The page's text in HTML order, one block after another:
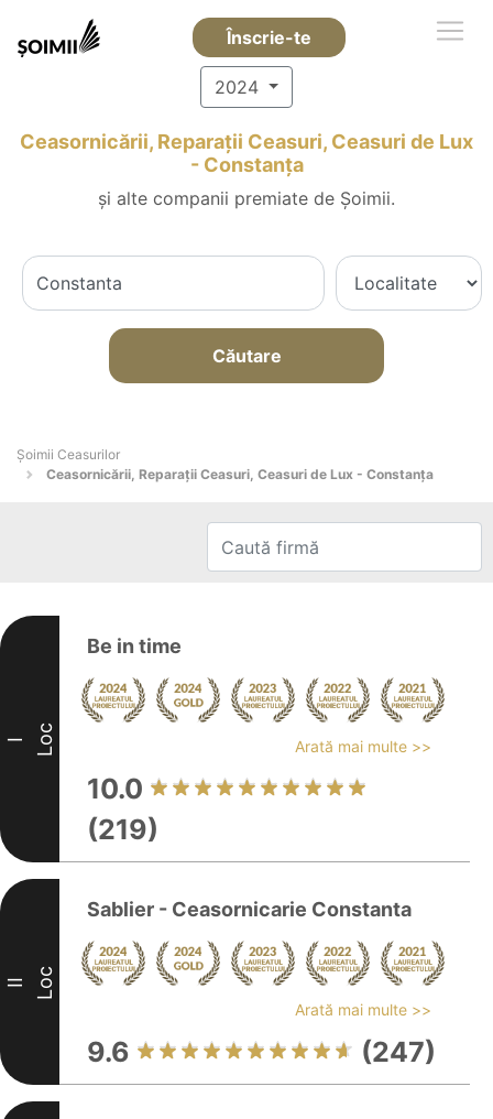
Înscrie-te
2024
Ceasornicării, Reparații Ceasuri, Ceasuri de Lux
- Constanţa
și alte companii premiate de Șoimii.
Căutare
Șoimii Ceasurilor
Ceasornicării, Reparații Ceasuri, Ceasuri de Lux - Constanţa
I Loc
Be in time
Arată mai multe >>
10.0
(219)
II Loc
Sablier - Ceasornicarie Constanta
Arată mai multe >>
9.6 (247)